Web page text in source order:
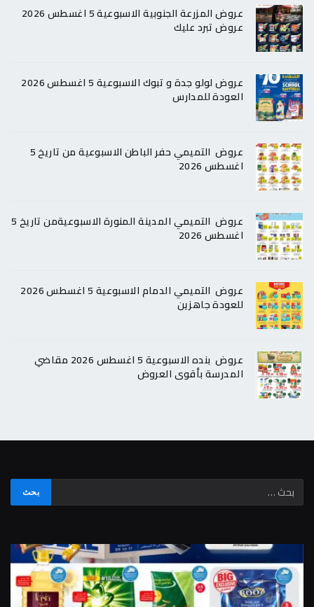
عروض المزرعة الجنوبية الاسبوعية 5 اغسطس 2026
عروض تبرد عليك
عروض لولو جدة و تبوك الاسبوعية 5 اغسطس 2026
العودة للمدارس
عروض التميمي حفر الباطن الاسبوعية من تاريخ 5
اغسطس 2026
عروض التميمي المدينة المنورة الاسبوعيةمن تاريخ 5
اغسطس 2026
عروض التميمي الدمام الاسبوعية 5 اغسطس 2026
للعودة جاهزين
عروض بنده الاسبوعية 5 اغسطس 2026 مقاضي
المدرسة بأقوى العروض